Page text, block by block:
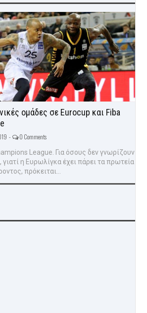
ομάδες σε Eurocup και Fiba
- 0 Comments
League. Για όσους δεν γνωρίζουν
γιατί η Ευρωλίγκα έχει πάρει τα πρωτεία
πρόκειται...